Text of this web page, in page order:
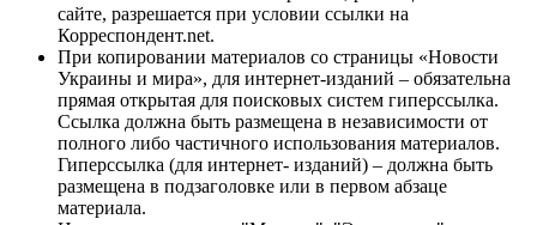
сайте, разрешается при условии ссылки на
Корреспондент.net.
При копировании материалов со страницы «Новости
Украины и мира», для интернет-изданий – обязательна
прямая открытая для поисковых систем гиперссылка.
Ссылка должна быть размещена в независимости от
полного либо частичного использования материалов.
Гиперссылка (для интернет- изданий) – должна быть
размещена в подзаголовке или в первом абзаце
материала.